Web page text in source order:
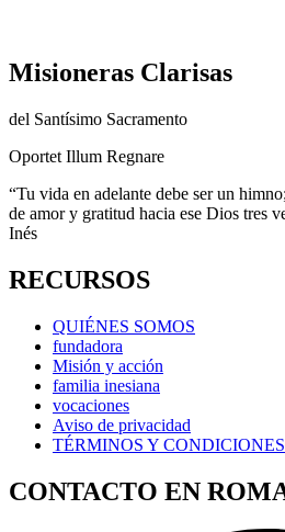
Misioneras Clarisas
del Santísimo Sacramento
Oportet Illum Regnare
“Tu vida en adelante debe ser un
de amor y gratitud hacia ese Dios tres
Inés
RECURSOS
QUIÉNES SOMOS
fundadora
Misión y acción
familia inesiana
vocaciones
Aviso de privacidad
TÉRMINOS Y
CONTACTO EN